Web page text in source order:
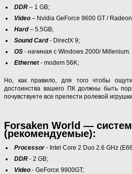
DDR – 1 GB;
Video – Nvidia GeForce 9600 GT /
Hard– 5.5GB;
Sound Card- DirectX 9;
OS - начиная с Windows 2000/ Millenium.
Ethernet- modem 56K;
Но, как правило, для того чтобы
достоинства вашего ПК должны быть
почувствуете все прелести ролевой
Forsaken World —
(рекомендуемые):
Processor- Intel Core 2 Duo 2.6 GHz
DDR - 2 GB;
Video - GeForce 9900GT;